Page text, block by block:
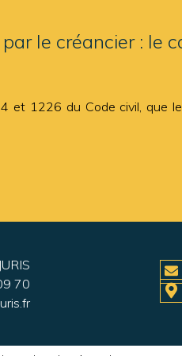
le créancier : le
et 1226 du Code civil, que
70